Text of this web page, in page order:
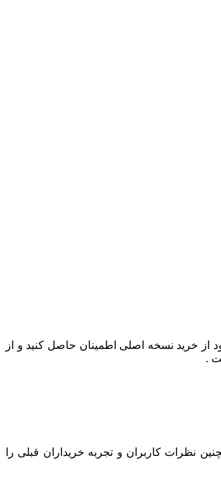
از خرید نسخه اصلی اطمینان حاصل کنید و از
.
نظرات کاربران و تجربه خریداران قبلی را